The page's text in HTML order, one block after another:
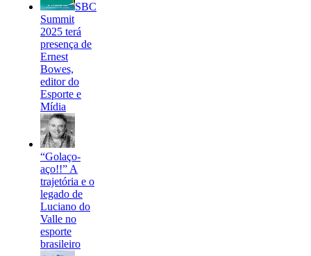
SBC
Summit
2025 terá
presença de
Ernest
Bowes,
editor do
Esporte e
Mídia
“Golaço-
aço!!” A
trajetória e o
legado de
Luciano do
Valle no
esporte
brasileiro